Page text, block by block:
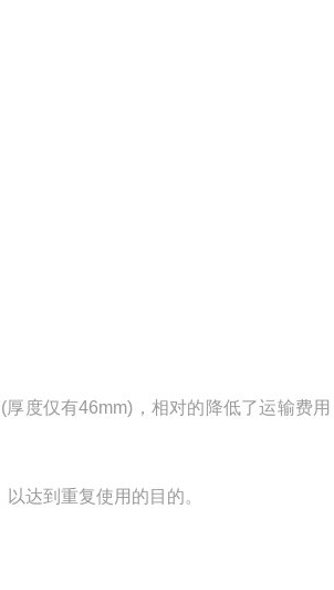
度仅有46mm)，相对的降低了运输费
达到重复使用的目的。